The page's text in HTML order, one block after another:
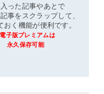
った記事やあとで
事をスクラップして、
おく機能が便利です。
子版プレミアムは
永久保存可能